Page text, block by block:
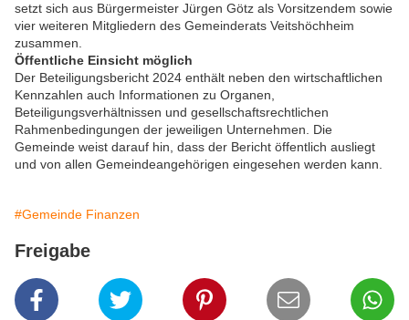
setzt sich aus Bürgermeister Jürgen Götz als Vorsitzendem sowie
vier weiteren Mitgliedern des Gemeinderats Veitshöchheim
zusammen.
Öffentliche Einsicht möglich
Der Beteiligungsbericht 2024 enthält neben den wirtschaftlichen
Kennzahlen auch Informationen zu Organen,
Beteiligungsverhältnissen und gesellschaftsrechtlichen
Rahmenbedingungen der jeweiligen Unternehmen. Die
Gemeinde weist darauf hin, dass der Bericht öffentlich ausliegt
und von allen Gemeindeangehörigen eingesehen werden kann.
#Gemeinde Finanzen
Freigabe